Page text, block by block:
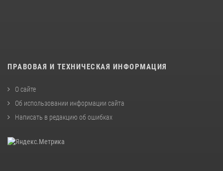
ПРАВОВАЯ И ТЕХНИЧЕСКАЯ ИНФОРМАЦИЯ
О сайте
Об использовании информации сайта
Написать в редакцию об ошибках